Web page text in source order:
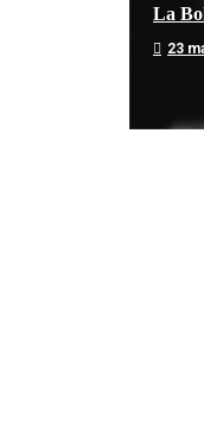
La
23